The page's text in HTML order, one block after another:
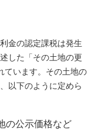
金の認定課税は発生
した「その土地の更
ています。その土地の
以下のように定めら
の公示価格など